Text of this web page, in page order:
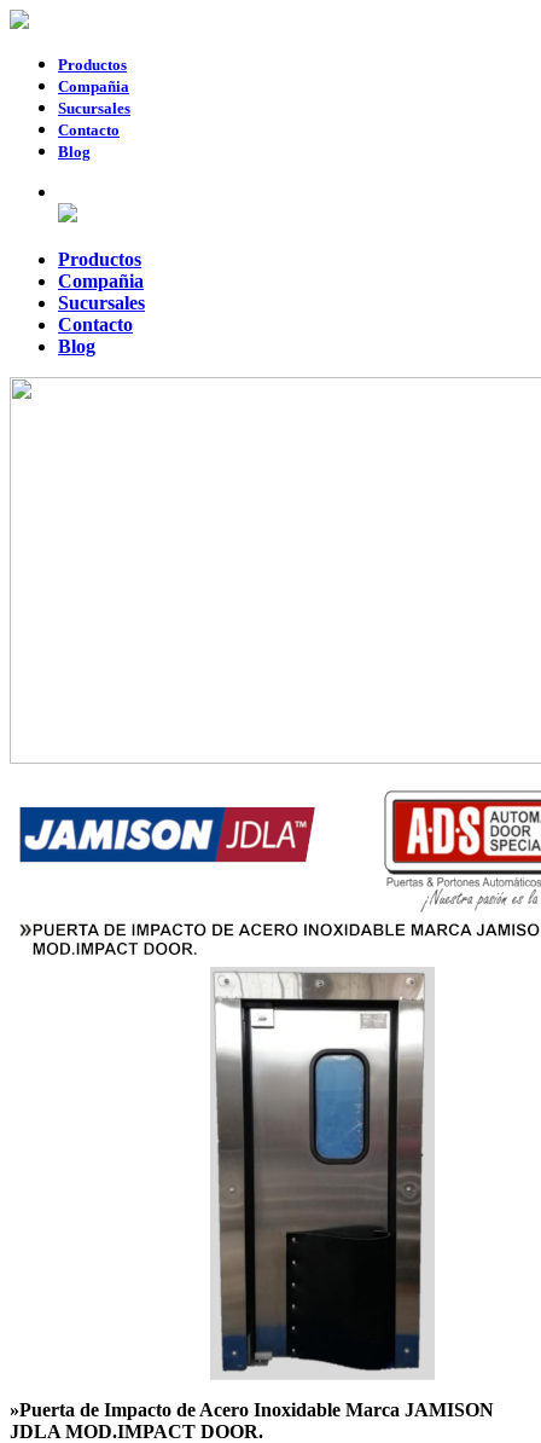
Productos
Compañia
Sucursales
Contacto
Blog
Productos
Compañia
Sucursales
Contacto
Blog
»Puerta de Impacto de Acero Inoxidable Marca JAMISON
JDLA MOD.IMPACT DOOR.